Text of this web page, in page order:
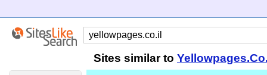
Sites similar to